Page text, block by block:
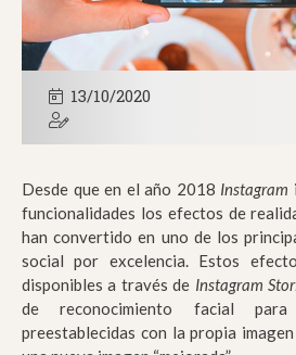
13/10/2020
Desde que en el año 2018 Instagram
funcionalidades los efectos de
han convertido en uno de los
social por excelencia. Estos
disponibles a través de Instagram
de reconocimiento facial para
preestablecidas con la propia